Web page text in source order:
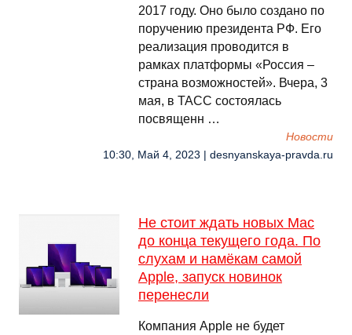
2017 году. Оно было создано по
поручению президента РФ. Его
реализация проводится в
рамках платформы «Россия –
страна возможностей». Вчера, 3
мая, в ТАСС состоялась
посвященн …
Новости
10:30, Май 4, 2023 | desnyanskaya-pravda.ru
Не стоит ждать новых Mac
до конца текущего года. По
слухам и намёкам самой
Apple, запуск новинок
перенесли
Компания Apple не будет